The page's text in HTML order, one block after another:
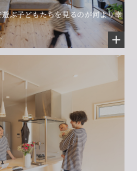
ぶ子どもたちを見るのが何より幸